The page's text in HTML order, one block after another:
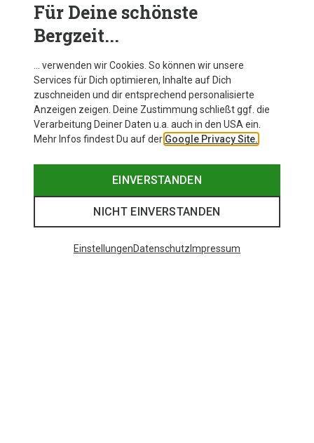
Low Tech Race 115 Tourenbindung
449,95 €
Andere Kunden kauften auch
Für Deine schönste
Bergzeit...
… verwenden wir Cookies. So können wir unsere
Services für Dich optimieren, Inhalte auf Dich
zuschneiden und dir entsprechend personalisierte
Anzeigen zeigen. Deine Zustimmung schließt ggf. die
Verarbeitung Deiner Daten u.a. auch in den USA ein.
Mehr Infos findest Du auf der Google Privacy Site.
EINVERSTANDEN
NICHT EINVERSTANDEN
EinstellungenDatenschutz Impressum